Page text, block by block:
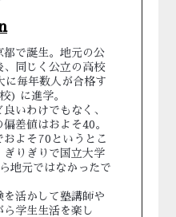
都で誕生。地元の公
、同じく公立の高校
毎年数人が合格す
) に進学。
いわけでもなく、
差値はおよそ40。
およそ70というとこ
ぎりぎりで国立大学
地元ではなかったで
活かして塾講師や
学生生活を楽し